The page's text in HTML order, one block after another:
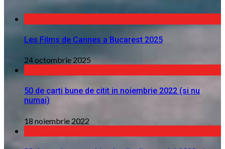
Les Films de Cannes a Bucarest 2025
24 octombrie 2025
50 de carti bune de citit in noiembrie 2022 (si nu
numai)
18 noiembrie 2022